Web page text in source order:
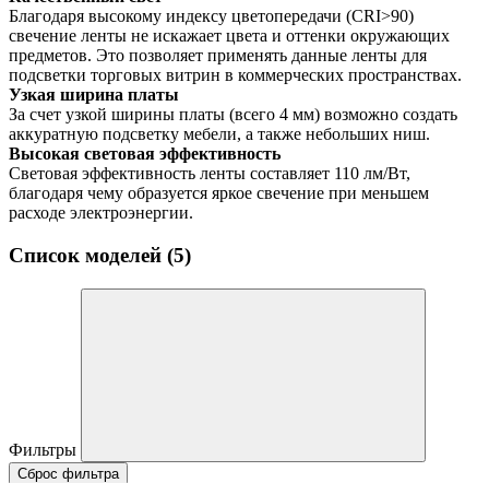
Благодаря высокому индексу цветопередачи (CRI>90)
свечение ленты не искажает цвета и оттенки окружающих
предметов. Это позволяет применять данные ленты для
подсветки торговых витрин в коммерческих пространствах.
Узкая ширина платы
За счет узкой ширины платы (всего 4 мм) возможно создать
аккуратную подсветку мебели, а также небольших ниш.
Высокая световая эффективность
Световая эффективность ленты составляет 110 лм/Вт,
благодаря чему образуется яркое свечение при меньшем
расходе электроэнергии.
Список моделей (5)
Фильтры
Сброс фильтра